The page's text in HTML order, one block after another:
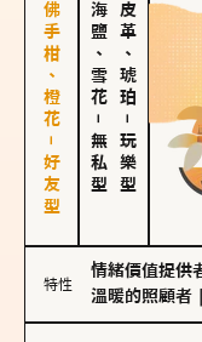
佛手柑、橙花－好友型 海鹽、雪花
－
無私型
皮革、琥珀
－
玩樂型
特性
情緒價值提供
溫暖的照顧者